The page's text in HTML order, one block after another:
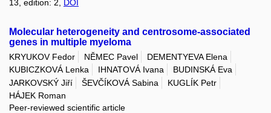
13, edition: 2, DOI
Molecular heterogeneity and centrosome-associated
genes in multiple myeloma
KRYUKOV Fedor NĚMEC Pavel
DEMENTYEVA Elena
KUBICZKOVÁ Lenka
IHNATOVÁ Ivana
BUDINSKÁ Eva
JARKOVSKÝ Jiří
ŠEVČÍKOVÁ Sabina
KUGLÍK Petr
HÁJEK Roman
Peer-reviewed scientific article